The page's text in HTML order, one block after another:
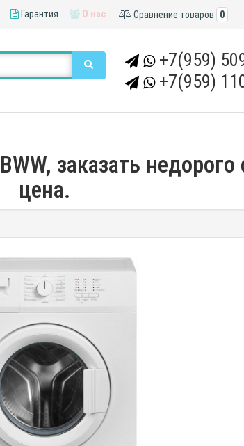
Гарантия О нас Сравнение товаров 0
+7(959)
+7(959)
заказать
цена.